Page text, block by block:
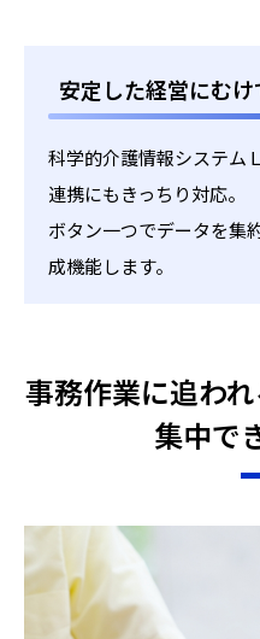
安定した経営にむけ
科学的介護情報システム
連携にもきっちり対応。
ボタン一つでデータを集
成機能します。
事務作業に追わ
集中で